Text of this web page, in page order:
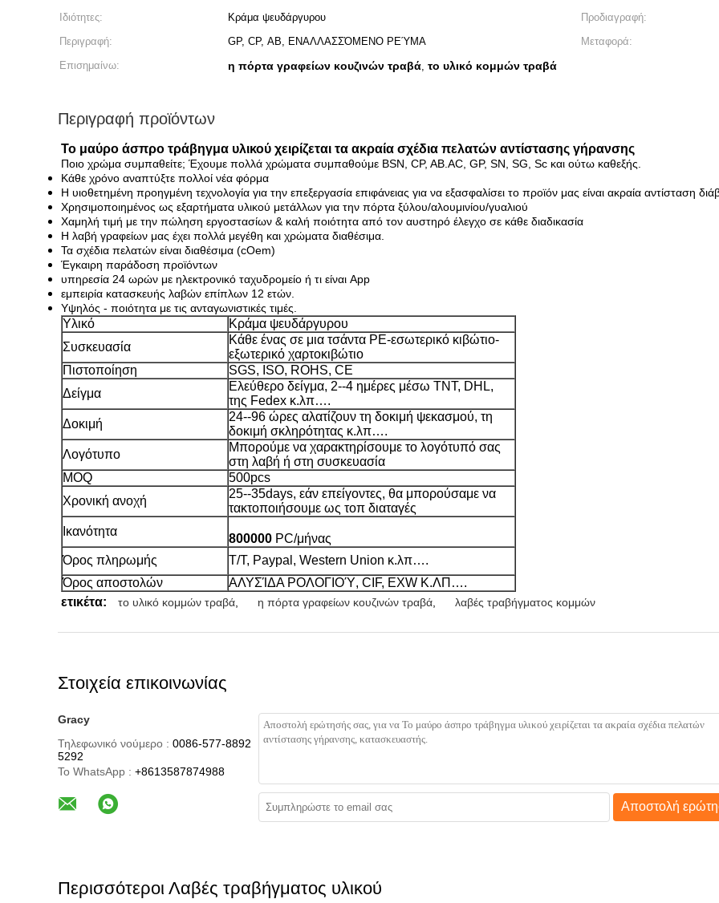
Ιδιότητες: Κράμα ψευδάργυρου
Προδιαγραφή:
Περιγραφή:
GP, CP, ΑΒ, ΕΝΑΛΛΑΣΣΌΜΕΝΟ ΡΕΎΜΑ
Μεταφορά:
Επισημαίνω:
η πόρτα γραφείων κουζινών τραβά, το υλικό κομμών τραβά
Περιγραφή προϊόντων
Το μαύρο άσπρο τράβηγμα υλικού χειρίζεται τα ακραία σχέδια πελατών αντίστασης γήρανσης
Ποιο χρώμα συμπαθείτε; Έχουμε πολλά χρώματα συμπαθούμε BSN, CP, AB.AC, GP, SN, SG, Sc και ούτω καθεξής.
Κάθε χρόνο αναπτύξτε πολλοί νέα φόρμα
Η υιοθετημένη προηγμένη τεχνολογία για την επεξεργασία επιφάνειας για να εξασφαλίσει το προϊόν μας είναι ακραία αντίσταση
Χρησιμοποιημένος ως εξαρτήματα υλικού μετάλλων για την πόρτα ξύλου/αλουμινίου/γυαλιού
Χαμηλή τιμή με την πώληση εργοστασίων & καλή ποιότητα από τον αυστηρό έλεγχο σε κάθε διαδικασία
Η λαβή γραφείων μας έχει πολλά μεγέθη και χρώματα διαθέσιμα.
Τα σχέδια πελατών είναι διαθέσιμα (cOem)
Έγκαιρη παράδοση προϊόντων
υπηρεσία 24 ωρών με ηλεκτρονικό ταχυδρομείο ή τι είναι App
εμπειρία κατασκευής λαβών επίπλων 12 ετών.
Υψηλός - ποιότητα με τις ανταγωνιστικές τιμές.
Υλικό
Κράμα ψευδάργυρου
Συσκευασία
Κάθε ένας σε μια τσάντα PE-εσωτερικό κιβώτιο-
εξωτερικό χαρτοκιβώτιο
Πιστοποίηση
SGS, ISO, ROHS, CE
Δείγμα
Ελεύθερο δείγμα, 2--4 ημέρες μέσω TNT, DHL,
της Fedex κ.λπ….
Δοκιμή
24--96 ώρες αλατίζουν τη δοκιμή ψεκασμού, τη
δοκιμή σκληρότητας κ.λπ….
Λογότυπο
Μπορούμε να χαρακτηρίσουμε το λογότυπό σας
στη λαβή ή στη συσκευασία
MOQ
500pcs
Χρονική ανοχή
25--35days, εάν επείγοντες, θα μπορούσαμε να
τακτοποιήσουμε ως τοπ διαταγές
Ικανότητα
800000 PC/μήνας
Όρος πληρωμής
T/T, Paypal, Western Union κ.λπ….
Όρος αποστολών
ΑΛΥΣΊΔΑ ΡΟΛΟΓΙΟΎ, CIF, EXW Κ.ΛΠ….
ετικέτα:
το υλικό κομμών τραβά η πόρτα γραφείων κουζινών τραβά λαβές τραβήγματος κομμών
Στοιχεία επικοινωνίας
Gracy
Τηλεφωνικό νούμερο : 0086-577-8892
5292
Το WhatsApp : +8613587874988
Αποστολή
Περισσότεροι Λαβές τραβήγματος υλικού